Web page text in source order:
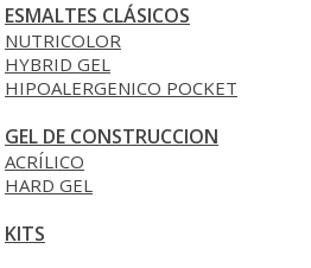
ESMALTES CLÁSICOS
NUTRICOLOR
HYBRID GEL
HIPOALERGENICO POCKET
GEL DE CONSTRUCCION
ACRÍLICO
HARD GEL
KITS